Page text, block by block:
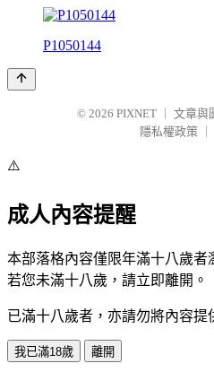
P1050144
© 2026 PIXNET
文章與
隱私權政策
⚠️
成人內容提醒
本部落格內容僅限年滿十八歲者
若您未滿十八歲，請立即離開。
已滿十八歲者，亦請勿將內容提
我已滿18歲 離開